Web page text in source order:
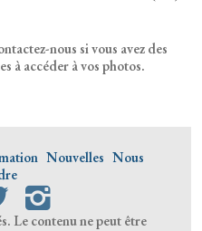
nous si vous avez des
à accéder à vos photos.
Nouvelles Nous
Le contenu ne peut être